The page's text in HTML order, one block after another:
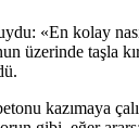
«En kolay
üzerinde taşla
kazımaya